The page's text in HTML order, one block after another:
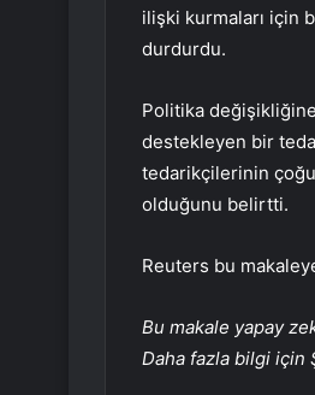
ilişki kurmaları için
durdurdu.
Politika
destekleyen bir
tedarikçilerinin
olduğunu belirtti.
Reuters bu
Bu makale yapay
Daha fazla bilgi için